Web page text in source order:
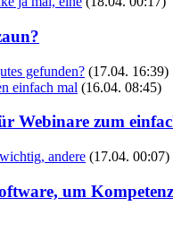
gefunden? (17.04. 16:39)
einfach mal (16.04. 08:45)
Webinare zum
andere (17.04. 00:07)
um